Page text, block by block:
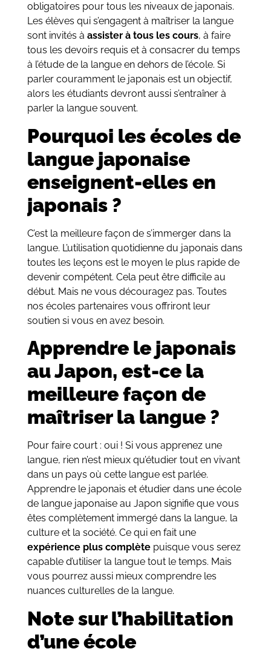
obligatoires pour tous les niveaux de japonais.
Les élèves qui s’engagent à maîtriser la langue
sont invités à assister à tous les cours, à faire
tous les devoirs requis et à consacrer du temps
à l’étude de la langue en dehors de l’école. Si
parler couramment le japonais est un objectif,
alors les étudiants devront aussi s’entraîner à
parler la langue souvent.
Pourquoi les écoles de
langue japonaise
enseignent-elles en
japonais ?
C’est la meilleure façon de s’immerger dans la
langue. L’utilisation quotidienne du japonais dans
toutes les leçons est le moyen le plus rapide de
devenir compétent. Cela peut être difficile au
début. Mais ne vous découragez pas. Toutes
nos écoles partenaires vous offriront leur
soutien si vous en avez besoin.
Apprendre le japonais
au Japon, est-ce la
meilleure façon de
maîtriser la langue ?
Pour faire court : oui ! Si vous apprenez une
langue, rien n’est mieux qu’étudier tout en vivant
dans un pays où cette langue est parlée.
Apprendre le japonais et étudier dans une école
de langue japonaise au Japon signifie que vous
êtes complètement immergé dans la langue, la
culture et la société. Ce qui en fait une
expérience plus complètepuisque vous serez
capable d’utiliser la langue tout le temps. Mais
vous pourrez aussi mieux comprendre les
nuances culturelles de la langue.
Note sur l’habilitation
d’une école